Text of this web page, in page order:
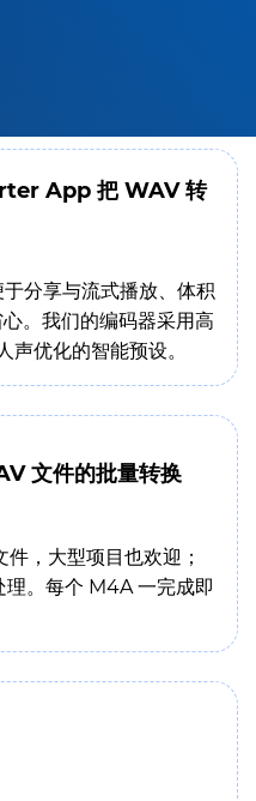
App 把 WAV 转
分享与流式播放、体积
。我们的编码器采用高
声优化的智能预设。
文件的批量转换
，大型项目也欢迎；
。每个 M4A 一完成即